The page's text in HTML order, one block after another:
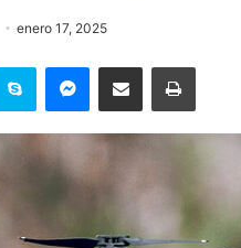
enero 17, 2025
Skype MessengerCompartir por correo electrónicoImprimir